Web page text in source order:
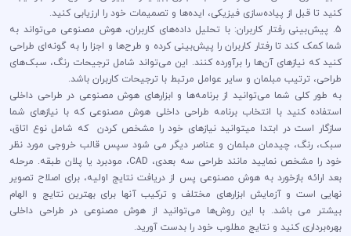
کنید تا قبل از پیاده‌سازی فیزیکی، ایده‌ها و تصمیمات خود را ارزیابی کنید.
5. پیش‌بینی رفتار کاربران: با تحلیل داده‌های کاربران، هوش مصنوعی می‌تواند به
شما کمک کند تا رفتار کاربران را پیش‌بینی کرده و طرح‌ها و اجزا را به گونه‌ای طراحی
کنید که نیازهای آن‌ها را برآورده کنند. این می‌تواند شامل ترجیحات رنگ، سبک‌های
طراحی، ترتیب مبلمان و سایر عوامل مرتبط با ترجیحات کاربران باشد.
به طور کلی شما می‌توانید از برنامه‌ها و ابزارهای هوش مصنوعی در طراحی داخلی
استفاده کنید با انتخاب برنامه طراحی داخلی هوش مصنوعی که با نیازهای شما
سازگار است در ابتدا میتوانید نیازهای خود را مشخص کردن که شامل نوع اتاق،
سبک، رنگ، چیدمان مبلمان و عناصر دیگر می شود سپس قالب خروجی مورد نظر
خود را مشخص نمایید مانند طراحی سه بعدی، CAD، مودبرد یا پلان طبقه. مرحله
بعد ارائه بازخورد به هوش مصنوعی پس از دریافت نتایج اولیه، برای اصلاح تصویر
نهایی است و آزمایش ابزارهای مختلف و ترکیب آنها برای بهترین نتایج و الهام
بیشتر می باشد. با این روش‌ها می‌توانید از هوش مصنوعی در طراحی داخلی
بهره‌برداری کنید و نتایج مطلوب خود را بدست آورید.